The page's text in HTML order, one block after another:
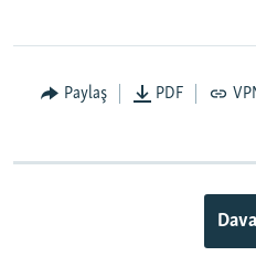
Paylaş PDF